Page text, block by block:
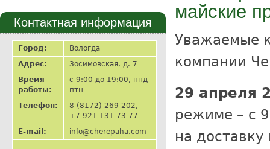
Контактная информация
Город:
Вологда
Адрес:
Зосимовская, д. 7
Время
работы:
с 9:00 до 19:00, пнд-
птн
Телефон:
8 (8172) 269-202,
+7-921-131-73-77
E-mail:
info@cherepaha.com
майские
Уважаемые
компании
29 апреля
режиме – с
на